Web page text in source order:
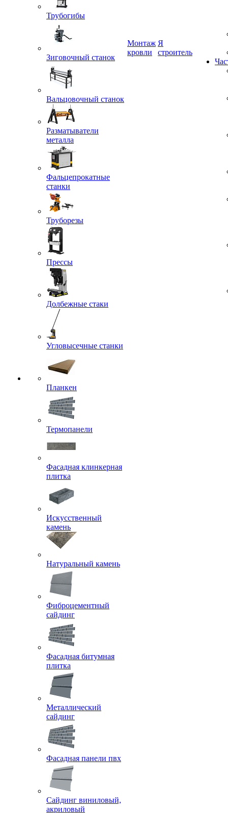
Трубогибы
Зиговочный станок
Вальцовочный станок
Разматыватели
металла
Фальцепрокатные
станки
Труборезы
Прессы
Долбежные стаки
Угловысечные станки
Планкен
Термопанели
Фасадная клинкерная
плитка
Искусственный
камень
Натуральный камень
Фиброцементный
сайдинг
Фасадная битумная
плитка
Металлический
сайдинг
Фасадная панели пвх
Сайдинг виниловый,
акриловый
Монтаж
кровли
Я
строитель